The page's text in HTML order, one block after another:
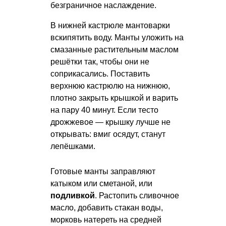
безграничное наслаждение.
В нижней кастрюле мантоварки
вскипятить воду. Манты уложить на
смазанные растительным маслом
решётки так, чтобы они не
соприкасались. Поставить
верхнюю кастрюлю на нижнюю,
плотно закрыть крышкой и варить
на пару 40 минут. Если тесто
дрожжевое — крышку лучше не
открывать: вмиг осядут, станут
лепёшками.
Готовые манты заправляют
катыком или сметаной, или
подливкой. Растопить сливочное
масло, добавить стакан воды,
морковь натереть на средней